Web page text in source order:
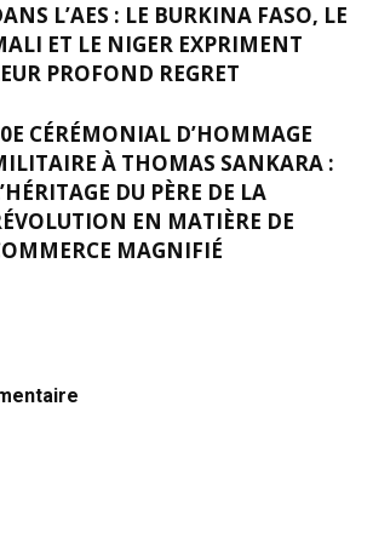
L’AES : LE BURKINA FASO, LE
ET LE NIGER EXPRIMENT
PROFOND REGRET
CÉRÉMONIAL D’HOMMAGE
À THOMAS SANKARA :
DU PÈRE DE LA
EN MATIÈRE DE
MAGNIFIÉ